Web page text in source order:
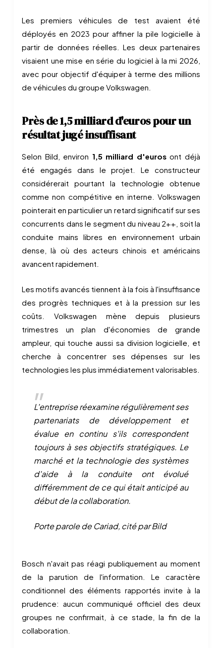
Les premiers véhicules de test avaient été
déployés en 2023 pour affiner la pile logicielle à
partir de données réelles. Les deux partenaires
visaient une mise en série du logiciel à la mi 2026,
avec pour objectif d'équiper à terme des millions
de véhicules du groupe Volkswagen.
Près de 1,5 milliard d'euros pour un
résultat jugé insuffisant
Selon Bild, environ 1,5 milliard d'eurosont déjà
été engagés dans le projet. Le constructeur
considérerait pourtant la technologie obtenue
comme non compétitive en interne. Volkswagen
pointerait en particulier un retard significatif sur ses
concurrents dans le segment du niveau 2++, soit la
conduite mains libres en environnement urbain
dense, là où des acteurs chinois et américains
avancent rapidement.
Les motifs avancés tiennent à la fois à l'insuffisance
des progrès techniques et à la pression sur les
coûts. Volkswagen mène depuis plusieurs
trimestres un plan d'économies de grande
ampleur, qui touche aussi sa division logicielle, et
cherche à concentrer ses dépenses sur les
technologies les plus immédiatement valorisables.
L'entreprise réexamine régulièrement ses
partenariats de développement et
évalue en continu s'ils correspondent
toujours à ses objectifs stratégiques. Le
marché et la technologie des systèmes
d'aide à la conduite ont évolué
différemment de ce qui était anticipé au
début de la collaboration.
Porte parole de Cariad, cité par Bild
Bosch n'avait pas réagi publiquement au moment
de la parution de l'information. Le caractère
conditionnel des éléments rapportés invite à la
prudence: aucun communiqué officiel des deux
groupes ne confirmait, à ce stade, la fin de la
collaboration.